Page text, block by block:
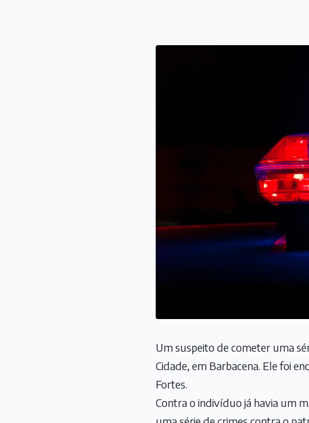
Um suspeito de cometer uma
Cidade, em Barbacena. Ele foi
Fortes.
Contra o indivíduo já havia um